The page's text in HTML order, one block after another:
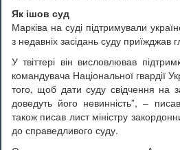
Як ішов суд
Марківа на суді підтримували
з недавніх засідань суду
У твіттері він висловлював
командувача Національної гвардії
того, щоб дати суду свідчення на
доведуть його невинність”, –
також писав лист міністру
до справедливого суду.